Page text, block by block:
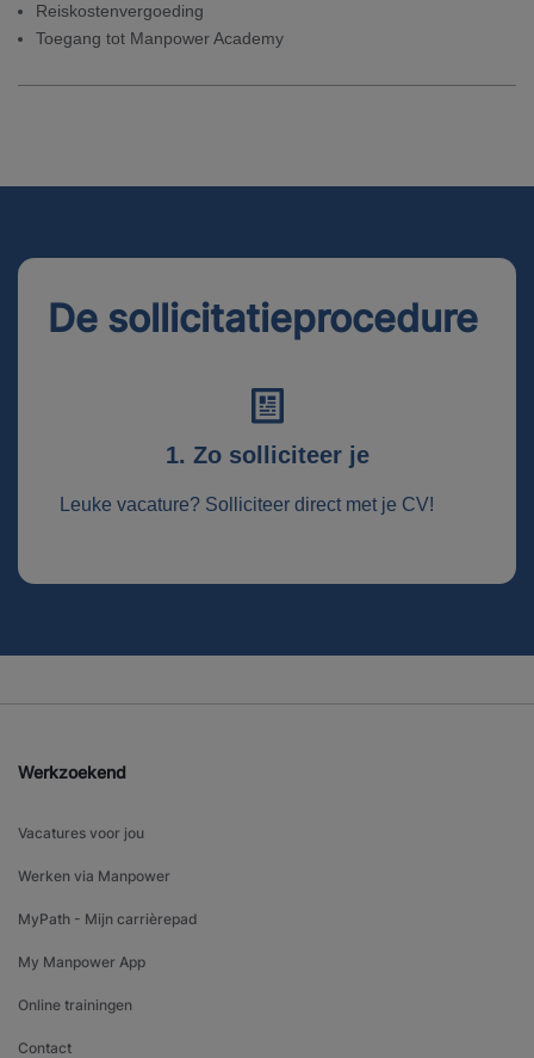
Reiskostenvergoeding
Toegang tot Manpower Academy
De sollicitatieprocedure
1. Zo solliciteer je
Leuke vacature? Solliciteer direct met je CV!
Werkzoekend
Vacatures voor jou
Werken via Manpower
MyPath - Mijn carrièrepad
My Manpower App
Online trainingen
Contact